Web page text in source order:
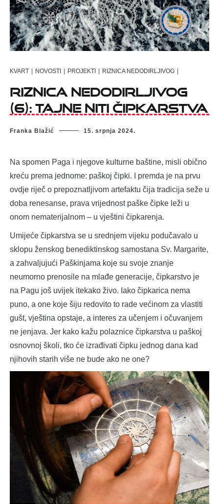
KVART | NOVOSTI | PROJEKTI | RIZNICA NEDODIRLJIVOG |
Riznica nedodirljivog
(6): Tajne niti čipkarstva
Franka Blažić 15. srpnja 2024.
Na spomen Paga i njegove kulturne baštine, misli obično
kreću prema jednome: paškoj čipki. I premda je na prvu
ovdje riječ o prepoznatljivom artefaktu čija tradicija seže u
doba renesanse, prava vrijednost paške čipke leži u
onom nematerijalnom – u vještini čipkarenja.
Umijeće čipkarstva se u srednjem vijeku podučavalo u
sklopu ženskog benediktinskog samostana Sv. Margarite,
a zahvaljujući Paškinjama koje su svoje znanje
neumorno prenosile na mlađe generacije, čipkarstvo je
na Pagu još uvijek itekako živo. Iako čipkarica nema
puno, a one koje šiju redovito to rade većinom za vlastiti
gušt, vještina opstaje, a interes za učenjem i očuvanjem
ne jenjava. Jer kako kažu polaznice čipkarstva u paškoj
osnovnoj školi, tko će izrađivati čipku jednog dana kad
njihovih starih više ne bude ako ne one?